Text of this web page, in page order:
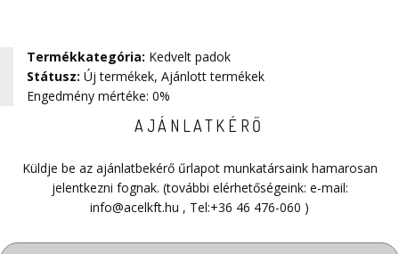
Termékkategória: Kedvelt padok
Státusz: Új termékek, Ajánlott termékek
Engedmény mértéke: 0%
AJÁNLATKÉRŐ
Küldje be az ajánlatbekérő űrlapot munkatársaink hamarosan
jelentkezni fognak. (további elérhetőségeink: e-mail:
info@acelkft.hu , Tel:+36 46 476-060 )